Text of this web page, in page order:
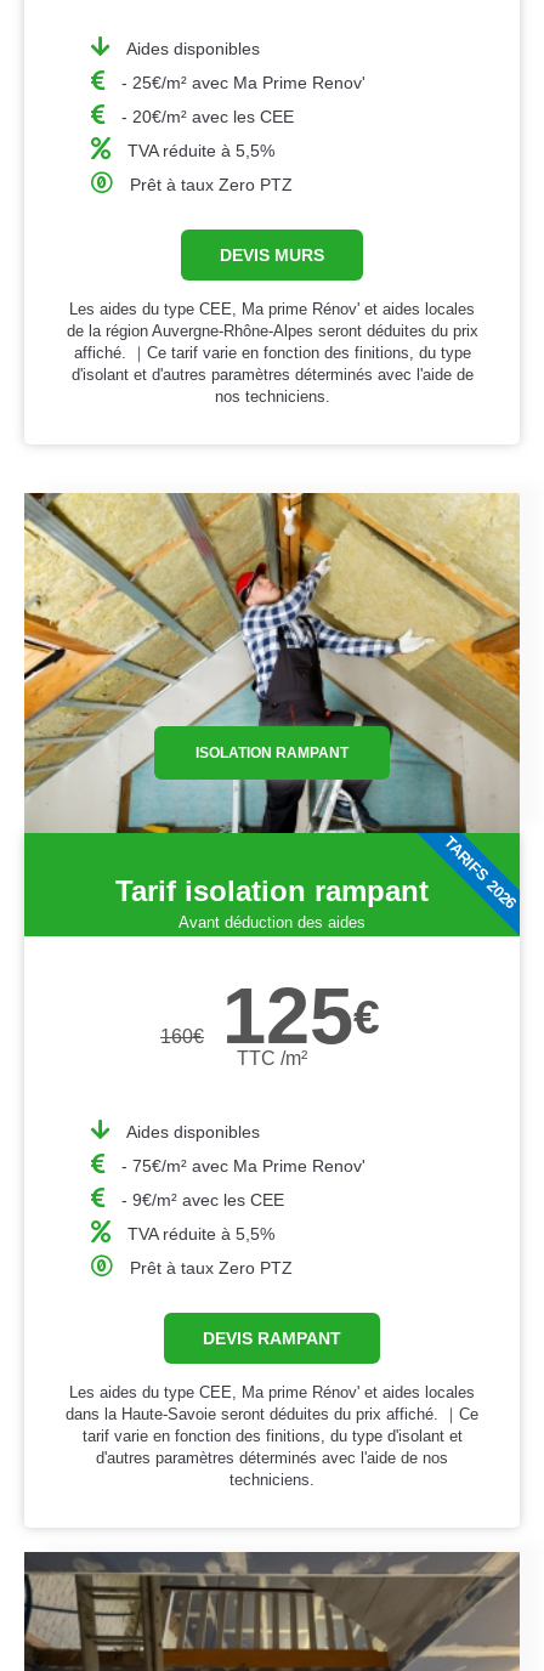
Aides disponibles
- 25€/m² avec Ma Prime Renov'
- 20€/m² avec les CEE
TVA réduite à 5,5%
Prêt à taux Zero PTZ
DEVIS MURS
Les aides du type CEE, Ma prime Rénov' et aides locales
de la région Auvergne-Rhône-Alpes seront déduites du prix
affiché. ｜Ce tarif varie en fonction des finitions, du type
d'isolant et d'autres paramètres déterminés avec l'aide de
nos techniciens.
ISOLATION RAMPANT
Tarif isolation rampant
Avant déduction des aides
160€ 125€
TTC /m²
Aides disponibles
- 75€/m² avec Ma Prime Renov'
- 9€/m² avec les CEE
TVA réduite à 5,5%
Prêt à taux Zero PTZ
DEVIS RAMPANT
Les aides du type CEE, Ma prime Rénov' et aides locales
dans la Haute-Savoie seront déduites du prix affiché. ｜Ce
tarif varie en fonction des finitions, du type d'isolant et
d'autres paramètres déterminés avec l'aide de nos
techniciens.
TARIFS 2026